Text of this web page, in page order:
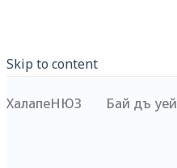
Skip to content
ХалапеНЮЗ Бай дъ уей